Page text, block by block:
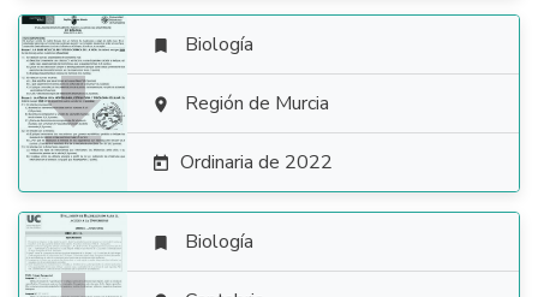

 Biología
 Región de Murcia
 Ordinaria de 2022
 Biología